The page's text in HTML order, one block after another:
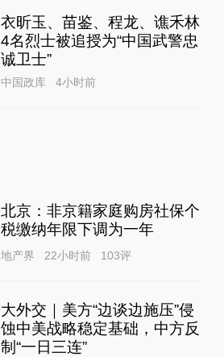
衣昕玉、苗鉴、程龙、谯禾林
4名烈士被追授为“中国武警忠
诚卫士”
中国政库 4小时前
北京：非京籍家庭购房社保个
税缴纳年限下调为一年
地产界 22小时前 103评
大外交｜美方“边谈边施压”侵
蚀中美战略稳定基础，中方反
制“一日三连”